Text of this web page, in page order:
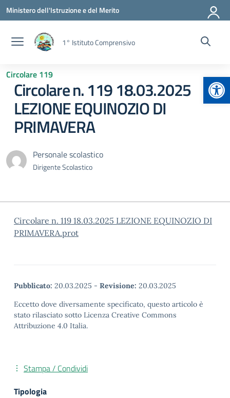
Vai ai contenuti
Vai al menu di navigazione
Vai al footer
Ministero dell'Istruzione e del Merito
1° Istituto Comprensivo
Circolare 119
Circolare n. 119 18.03.2025
LEZIONE EQUINOZIO DI
PRIMAVERA
Personale scolastico
Dirigente Scolastico
Circolare n. 119 18.03.2025 LEZIONE EQUINOZIO DI
PRIMAVERA.prot
Pubblicato: 20.03.2025 - Revisione: 20.03.2025
Eccetto dove diversamente specificato, questo articolo è
stato rilasciato sotto Licenza Creative Commons
Attribuzione 4.0 Italia.
Stampa / Condividi
Tipologia